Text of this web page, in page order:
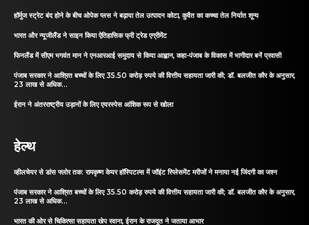
हॉर्मुज स्ट्रेट बंद होने के बीच ओपेक प्लस ने बढ़ाया तेल उत्पादन कोटा, कुवैत का कच्चा तेल निर्यात शून्य
भारत और न्यूजीलैंड ने साइन किया ऐतिहासिक फ्री ट्रेड एग्रीमेंट
फिनलैंड में सीएम भगवंत मान ने एनआरआई समुदाय से किया आह्वान, कहा-पंजाब के विकास में भागीदार बनें प्रवासी
पंजाब सरकार ने आश्रित बच्चों के लिए 35.50 करोड़ रुपये की वित्तीय सहायता जारी की; डॉ. बलजीत कौर के अनुसार,
23 लाख से अधिक...
ईरान ने अंतरराष्ट्रीय उड़ानों के लिए एयरस्पेस आंशिक रूप से खोला
हेल्थ
व्हीलचेयर से डांस फ्लोर तक: रामकृष्ण केयर हॉस्पिटल्स में जॉइंट रिप्लेसमेंट मरीजों ने मनाया नई जिंदगी का जश्न
पंजाब सरकार ने आश्रित बच्चों के लिए 35.50 करोड़ रुपये की वित्तीय सहायता जारी की; डॉ. बलजीत कौर के अनुसार,
23 लाख से अधिक...
भारत की ओर से चिकित्सा सहायता खेप रवाना, ईरान के राजदूत ने जताया आभार